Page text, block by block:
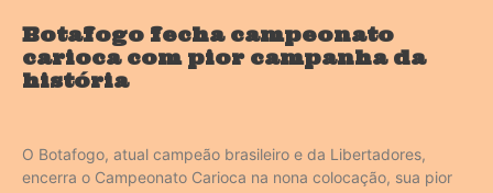
Botafogo fecha campeonato
carioca com pior campanha da
história
O Botafogo, atual campeão brasileiro e da Libertadores,
encerra o Campeonato Carioca na nona colocação, sua pior